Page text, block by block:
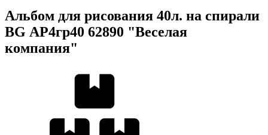
Альбом для рисования 40л. на спирали
BG АР4гр40 62890 "Веселая
компания"